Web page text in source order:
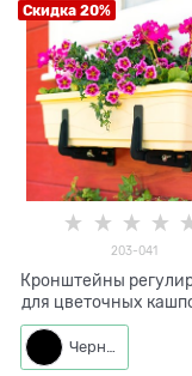
Скидка 20%
203-041
Кронштейны
для цветочных
203-041
Черный